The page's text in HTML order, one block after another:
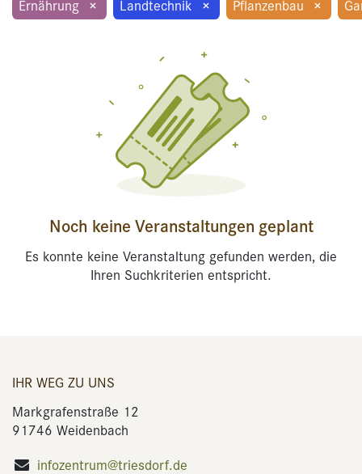
Ernährung × Landtechnik × Pflanzenbau ×
Noch keine Veranstaltungen geplant
Es konnte keine Veranstaltung gefunden werden, die
Ihren Suchkriterien entspricht.
IHR WEG ZU UNS
Markgrafenstraße 12
91746 Weidenbach
infozentrum@triesdorf.de